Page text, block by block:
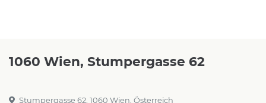
1060 Wien, Stumpergasse 62
Stumpergasse 62, 1060 Wien, Österreich